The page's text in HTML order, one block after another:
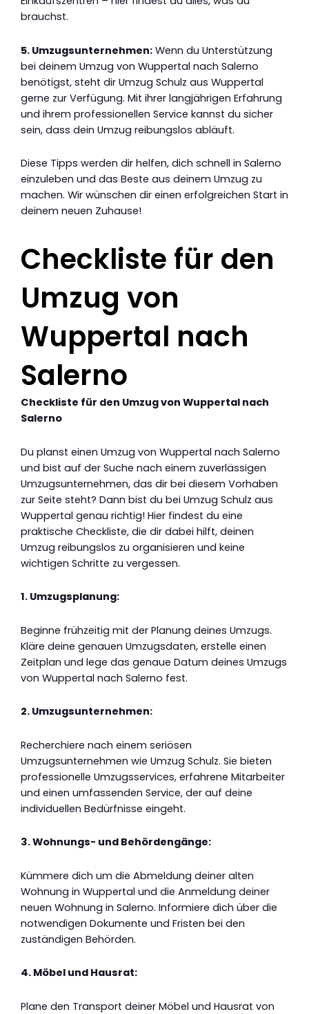
brauchst.
5. Umzugsunternehmen: Wenn du Unterstützung
bei deinem Umzug von Wuppertal nach Salerno
benötigst, steht dir Umzug Schulz aus Wuppertal
gerne zur Verfügung. Mit ihrer langjährigen Erfahrung
und ihrem professionellen Service kannst du sicher
sein, dass dein Umzug reibungslos abläuft.
Diese Tipps werden dir helfen, dich schnell in Salerno
einzuleben und das Beste aus deinem Umzug zu
machen. Wir wünschen dir einen erfolgreichen Start in
deinem neuen Zuhause!
Checkliste für den
Umzug von
Wuppertal nach
Salerno
Checkliste für den Umzug von Wuppertal nach
Salerno
Du planst einen Umzug von Wuppertal nach Salerno
und bist auf der Suche nach einem zuverlässigen
Umzugsunternehmen, das dir bei diesem Vorhaben
zur Seite steht? Dann bist du bei Umzug Schulz aus
Wuppertal genau richtig! Hier findest du eine
praktische Checkliste, die dir dabei hilft, deinen
Umzug reibungslos zu organisieren und keine
wichtigen Schritte zu vergessen.
1. Umzugsplanung:
Beginne frühzeitig mit der Planung deines Umzugs.
Kläre deine genauen Umzugsdaten, erstelle einen
Zeitplan und lege das genaue Datum deines Umzugs
von Wuppertal nach Salerno fest.
2. Umzugsunternehmen:
Recherchiere nach einem seriösen
Umzugsunternehmen wie Umzug Schulz. Sie bieten
professionelle Umzugsservices, erfahrene Mitarbeiter
und einen umfassenden Service, der auf deine
individuellen Bedürfnisse eingeht.
3. Wohnungs- und Behördengänge:
Kümmere dich um die Abmeldung deiner alten
Wohnung in Wuppertal und die Anmeldung deiner
neuen Wohnung in Salerno. Informiere dich über die
notwendigen Dokumente und Fristen bei den
zuständigen Behörden.
4. Möbel und Hausrat:
Plane den Transport deiner Möbel und Hausrat von